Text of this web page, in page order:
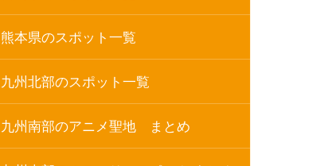
熊本県のスポット一覧
九州北部のスポット一覧
九州南部のアニメ聖地 まとめ